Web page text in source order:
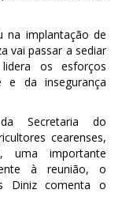
na implantação de
vai passar a sediar
os esforços
e da insegurança
Secretaria do
cearenses,
uma importante
à reunião, o
Diniz comenta o